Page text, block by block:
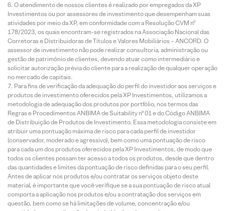
O atendimento de nossos clientes é realizado por empregados da XP
Investimentos ou por assessores de investimento que desempenham suas
atividades por meio da XP, em conformidade com a Resolução CVM nº
178/2023, os quais encontram-se registrados na Associação Nacional das
Corretoras e Distribuidoras de Títulos e Valores Mobiliários – ANCORD. O
assessor de investimento não pode realizar consultoria, administração ou
gestão de patrimônio de clientes, devendo atuar como intermediário e
solicitar autorização prévia do cliente para a realização de qualquer operação
no mercado de capitais.
Para fins de verificação da adequação do perfil do investidor aos serviços e
produtos de investimento oferecidos pela XP Investimentos, utilizamos a
metodologia de adequação dos produtos por portfólio, nos termos das
Regras e Procedimentos ANBIMA de Suitability nº 01 e do Código ANBIMA
de Distribuição de Produtos de Investimento. Essa metodologia consiste em
atribuir uma pontuação máxima de risco para cada perfil de investidor
(conservador, moderado e agressivo), bem como uma pontuação de risco
para cada um dos produtos oferecidos pela XP Investimentos, de modo que
todos os clientes possam ter acesso a todos os produtos, desde que dentro
das quantidades e limites da pontuação de risco definidas para o seu perfil.
Antes de aplicar nos produtos e/ou contratar os serviços objeto deste
material, é importante que você verifique se a sua pontuação de risco atual
comporta a aplicação nos produtos e/ou a contratação dos serviços em
questão, bem como se há limitações de volume, concentração e/ou